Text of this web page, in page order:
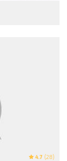
4.7 (28)